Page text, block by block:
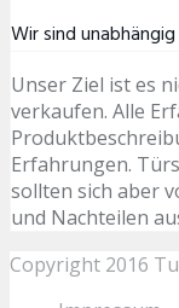
Wir sind
Unser Ziel ist es
verkaufen. Alle
Erfahrungen.
sollten sich aber
und Nachteilen
Copyright 2016